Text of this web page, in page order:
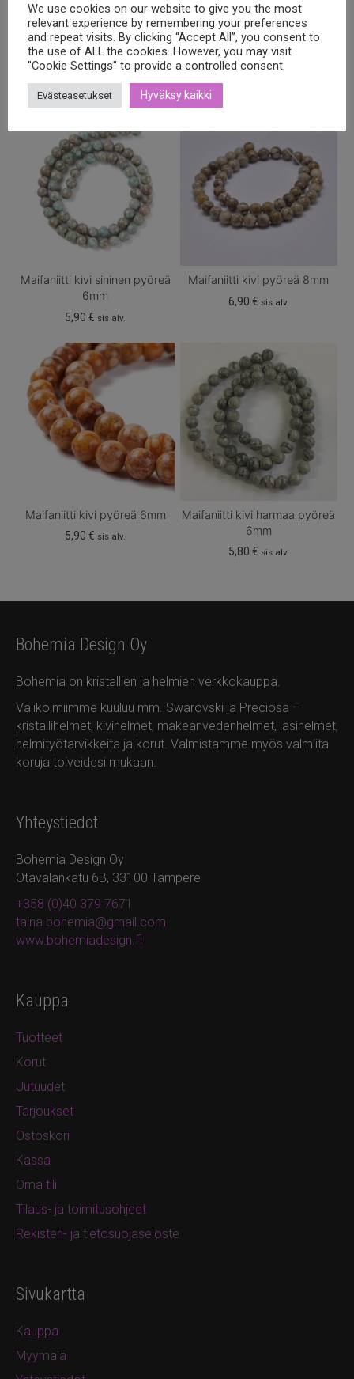
Tutustu myös
Maifaniitti kivi sininen pyöreä
6mm
5,90€ sis alv.
Maifaniitti kivi pyöreä 8mm
6,90 € sis alv.
Maifaniitti kivi pyöreä 6mm
5,90€ sis alv.
Maifaniitti kivi harmaa pyöreä
6mm
5,80 € sis alv.
Bohemia Design Oy
Bohemia on kristallien ja helmien verkkokauppa.
Valikoimiimme kuuluu mm. Swarovski ja Preciosa –
kristallihelmet, kivihelmet, makeanvedenhelmet, lasihelmet,
helmityötarvikkeita ja korut. Valmistamme myös valmiita
koruja toiveidesi mukaan.
Yhteystiedot
Bohemia Design Oy
Otavalankatu 6B, 33100 Tampere
+358 (0)40 379 7671
taina.bohemia@gmail.com
www.bohemiadesign.fi
Kauppa
Tuotteet
Korut
Uutuudet
Tarjoukset
Ostoskori
Kassa
Oma tili
Tilaus- ja toimitusohjeet
Rekisteri- ja tietosuojaseloste
Sivukartta
Kauppa
Myymälä
We use cookies on our website to give you the most
relevant experience by remembering your preferences
and repeat visits. By clicking “Accept All”, you consent to
the use of ALL the cookies. However, you may visit
"Cookie Settings" to provide a controlled consent.
Evästeasetukset Hyväksy kaikki